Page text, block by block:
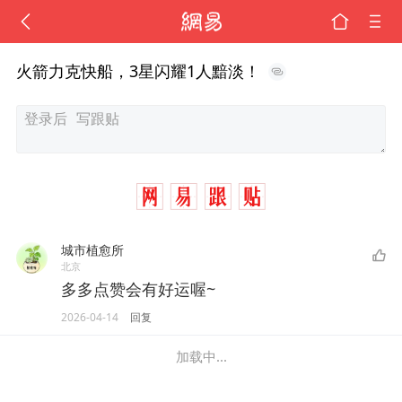
火箭力克快船，3星闪耀1人黯淡！
城市植愈所
北京
多多点赞会有好运喔~
2026-04-14 回复
加载中...